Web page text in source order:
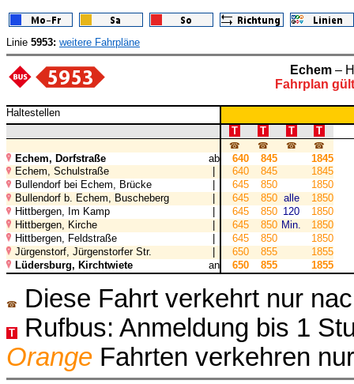
Linie 5953: weitere Fahrpläne
Echem–
Fahrplan
Haltestellen
T
T T T
☎ ☎ ☎ ☎
Echem, Dorfstraße ab 640 845
1845
Echem, Schulstraße
640 845
1845
Bullendorf bei Echem, Brücke
645 850
1850
Bullendorf b. Echem, Buscheberg
645 850 alle
1850
Hittbergen, Im Kamp
645 850 120
1850
Hittbergen, Kirche
645 850 Min.
1850
Hittbergen, Feldstraße
645 850
1850
Jürgenstorf, Jürgenstorfer Str.
650 855
1855
Lüdersburg, Kirchtwiete
an 650 855 1855
☎ Diese Fahrt verkehrt nur
T
Rufbus: Anmeldung bis 1
Orange Fahrten verkehren